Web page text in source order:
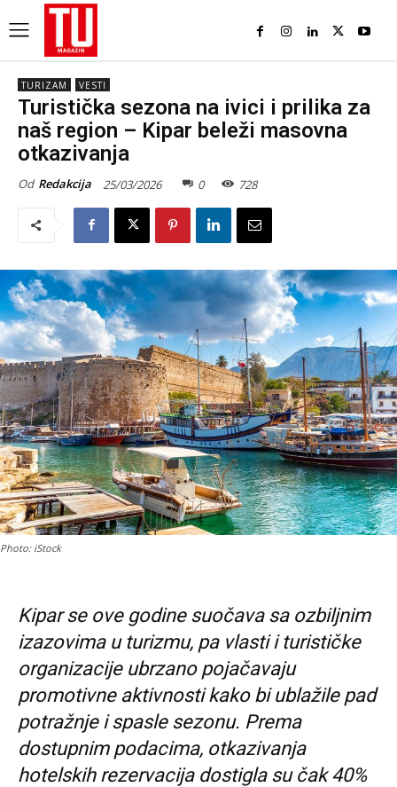
TURIZAM VESTI
Turistička sezona na ivici i prilika za
naš region – Kipar beleži masovna
otkazivanja
Od Redakcija 25/03/2026 0 728
Photo: iStock
Kipar se ove godine suočava sa ozbiljnim
izazovima u turizmu, pa vlasti i turističke
organizacije ubrzano pojačavaju
promotivne aktivnosti kako bi ublažile pad
potražnje i spasle sezonu. Prema
dostupnim podacima, otkazivanja
hotelskih rezervacija dostigla su čak 40%